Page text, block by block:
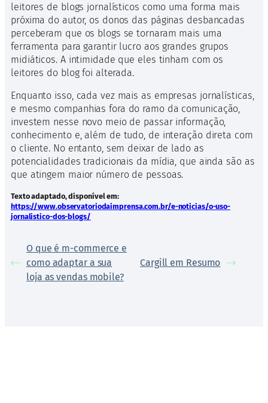
leitores de blogs jornalísticos como uma forma mais
próxima do autor, os donos das páginas desbancadas
perceberam que os blogs se tornaram mais uma
ferramenta para garantir lucro aos grandes grupos
midiáticos. A intimidade que eles tinham com os
leitores do blog foi alterada.
Enquanto isso, cada vez mais as empresas jornalísticas,
e mesmo companhias fora do ramo da comunicação,
investem nesse novo meio de passar informação,
conhecimento e, além de tudo, de interação direta com
o cliente. No entanto, sem deixar de lado as
potencialidades tradicionais da mídia, que ainda são as
que atingem maior número de pessoas.
Texto adaptado, disponível em:
https://www.observatoriodaimprensa.com.br/e-noticias/o-uso-
jornalistico-dos-blogs/
O que é m-commerce e
como adaptar a sua
loja as vendas mobile?
Cargill em Resumo